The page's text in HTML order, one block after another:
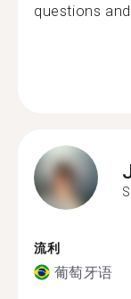
questions
流利
葡萄牙语